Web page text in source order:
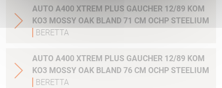
AUTO A400 XTREM PLUS GAUCHER 12/89 KOM
KO3 MOSSY OAK BLAND 71 CM OCHP STEELIUM
BERETTA
AUTO A400 XTREM PLUS GAUCHER 12/89 KOM
KO3 MOSSY OAK BLAND 76 CM OCHP STEELIUM
BERETTA